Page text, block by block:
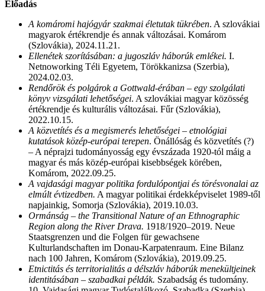
Előadás
A komáromi hajógyár szakmai életutak tükrében. A szlovákiai
magyarok értékrendje és annak változásai. Komárom
(Szlovákia), 2024.11.21.
Ellenétek szorításában: a jugoszláv háborúk emlékei. I.
Netnoworking Téli Egyetem, Törökkanizsa (Szerbia),
2024.02.03.
Rendőrök és polgárok a Gottwald-érában – egy szolgálati
könyv vizsgálati lehetőségei. A szlovákiai magyar közösség
értékrendje és kulturális változásai. Fűr (Szlovákia),
2022.10.15.
A közvetítés és a megismerés lehetőségei – etnológiai
kutatások közép-európai terepen. Önállóság és közvetítés (?)
– A néprajzi tudományosság egy évszázada 1920-tól máig a
magyar és más közép-európai kisebbségek körében,
Komárom, 2022.09.25.
A vajdasági magyar politika fordulópontjai és törésvonalai az
elmúlt évtizedben. A magyar politikai érdekképviselet 1989-től
napjainkig, Somorja (Szlovákia), 2019.10.03.
Ormánság – the Transitional Nature of an Ethnographic
Region along the River Drava. 1918/1920–2019. Neue
Staatsgrenzen und die Folgen für gewachsene
Kulturlandschaften im Donau-Karpatenraum. Eine Bilanz
nach 100 Jahren, Komárom (Szlovákia), 2019.09.25.
Etnictitás és territorialitás a délszláv háborúk menekültjeinek
identitásában – szabadkai példák. Szabadság és tudomány.